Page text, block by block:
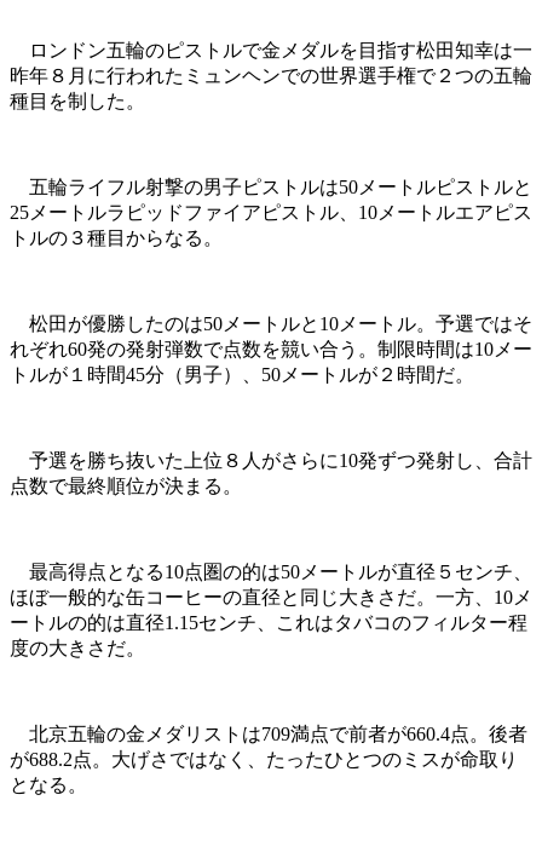
ロンドン五輪のピストルで金メダルを目指す松田知幸は一
昨年８月に行われたミュンヘンでの世界選手権で２つの五輪
種目を制した。
五輪ライフル射撃の男子ピストルは50メートルピストルと
25メートルラピッドファイアピストル、10メートルエアピス
トルの３種目からなる。
松田が優勝したのは50メートルと10メートル。予選ではそ
れぞれ60発の発射弾数で点数を競い合う。制限時間は10メー
トルが１時間45分（男子）、50メートルが２時間だ。
予選を勝ち抜いた上位８人がさらに10発ずつ発射し、合計
点数で最終順位が決まる。
最高得点となる10点圏の的は50メートルが直径５センチ、
ほぼ一般的な缶コーヒーの直径と同じ大きさだ。一方、10メ
ートルの的は直径1.15センチ、これはタバコのフィルター程
度の大きさだ。
北京五輪の金メダリストは709満点で前者が660.4点。後者
が688.2点。大げさではなく、たったひとつのミスが命取り
となる。